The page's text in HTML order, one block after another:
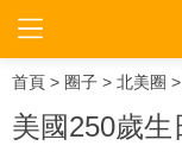
首頁 > 圈子 > 北美圈
美國250歲